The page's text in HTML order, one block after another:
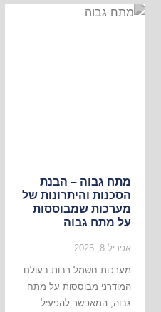
מתח גבוה – הבנת
הסכנות והיתרונות של
מערכות שמבוססות
על מתח גבוה
אפריל 8, 2025
מערכות חשמל רבות בעולם
המודרני מבוססות על מתח
גבוה, המאפשר להפעיל